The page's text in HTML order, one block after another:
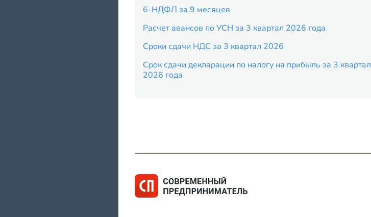
6-НДФЛ за 9 месяцев
Расчет авансов по УСН за 3 квартал 2026 года
Сроки сдачи НДС за 3 квартал 2026
Срок сдачи декларации по налогу на прибыль за 3 квартал
2026 года